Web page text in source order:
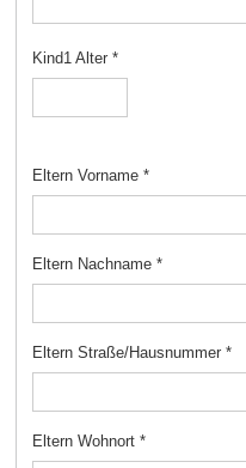
Kind1 Alter *
Eltern Vorname *
Eltern Nachname *
Eltern Straße/Hausnummer *
Eltern Wohnort *